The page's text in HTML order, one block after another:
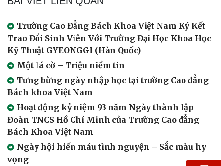
Trường Cao Đẳng Bách Khoa Việt Nam Ký Kết
Trao Đổi Sinh Viên Với Trường Đại Học Khoa Học
Kỹ Thuật GYEONGGI (Hàn Quốc)
Một lá cờ – Triệu niềm tin
Tưng bừng ngày nhập học tại trường Cao đẳng
Bách khoa Việt Nam
Hoạt động kỷ niệm 93 năm Ngày thành lập
Đoàn TNCS Hồ Chí Minh của Trường Cao đẳng
Bách Khoa Việt Nam
Ngày hội hiến máu tình nguyện – Sắc màu hy
vọng